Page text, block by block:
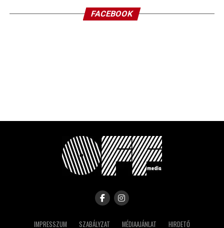
FACEBOOK
IMPRESSZUM SZABÁLYZAT MÉDIAAJÁNLAT HIRDETŐ